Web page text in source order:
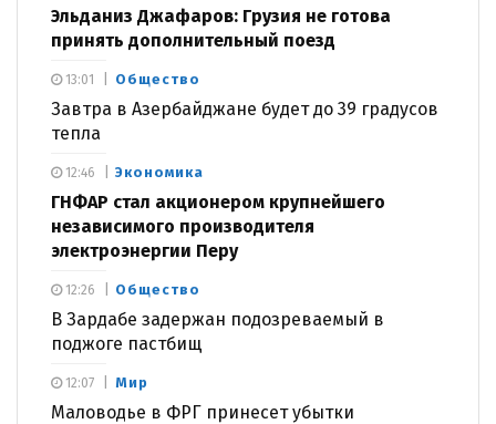
Эльданиз Джафаров: Грузия не готова
принять дополнительный поезд
Общество
Завтра в Азербайджане будет до 39 градусов
тепла
13:01
Экономика
ГНФАР стал акционером крупнейшего
независимого производителя
электроэнергии Перу
12:46
Общество
В Зардабе задержан подозреваемый в
поджоге пастбищ
12:26
Мир
Маловодье в ФРГ принесет убытки
12:07